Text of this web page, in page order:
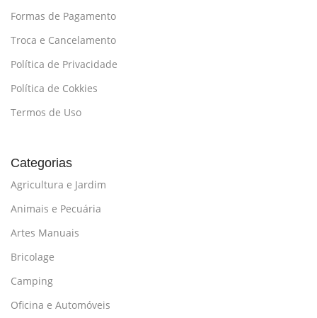
Formas de Pagamento
Troca e Cancelamento
Política de Privacidade
Política de Cokkies
Termos de Uso
Categorias
Agricultura e Jardim
Animais e Pecuária
Artes Manuais
Bricolage
Camping
Oficina e Automóveis